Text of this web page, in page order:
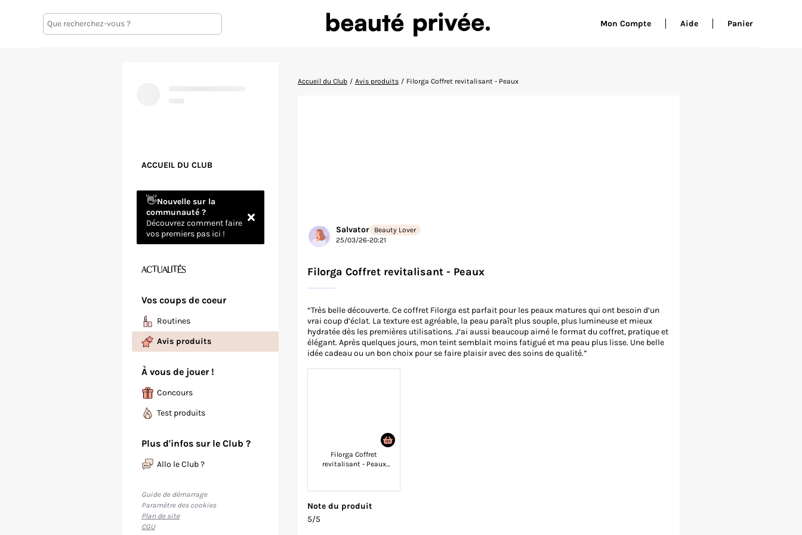
Mon Compte Aide Panier
ACCUEIL DU CLUB
👋Nouvelle sur la
communauté ?
Découvrez comment faire
vos premiers pas ici !
ACTUALITÉS
Vos coups de coeur
Routines
Avis produits
À vous de jouer !
Concours
Test produits
Plus d'infos sur le Club ?
Allo le Club ?
Guide de démarrage
Paramètre des cookies
Plan de site
CGU
Accueil du Club / Avis produits / Filorga Coffret revitalisant - Peaux
Salvator
Beauty Lover
25/03/26-20:21
Filorga Coffret revitalisant - Peaux
“Très belle découverte. Ce coffret Filorga est parfait pour les peaux matures qui ont besoin d’un
vrai coup d’éclat. La texture est agréable, la peau paraît plus souple, plus lumineuse et mieux
hydratée dès les premières utilisations. J’ai aussi beaucoup aimé le format du coffret, pratique et
élégant. Après quelques jours, mon teint semblait moins fatigué et ma peau plus lisse. Une belle
idée cadeau ou un bon choix pour se faire plaisir avec des soins de qualité.”
Filorga Coffret
revitalisant - Peaux
Note du produit
5/5